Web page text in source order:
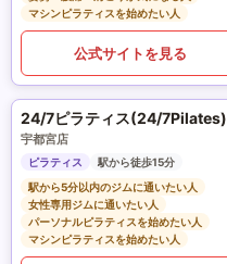
マシンピラティスを始めたい人
公式サイトを見る
24/7ピラティス(24/7Pilates)
宇都宮店
ピラティス
駅から徒歩15分
駅から5分以内のジムに通いたい人
女性専用ジムに通いたい人
パーソナルピラティスを始めたい人
マシンピラティスを始めたい人